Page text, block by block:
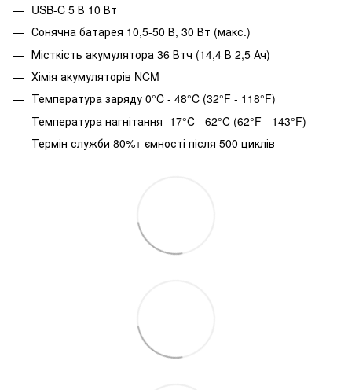
USB-C 5 В 10 Вт
Сонячна батарея 10,5-50 В, 30 Вт (макс.)
Місткість акумулятора 36 Втч (14,4 В 2,5 Ач)
Хімія акумуляторів NCM
Температура заряду 0°C - 48°C (32°F - 118°F)
Температура нагнітання -17°C - 62°C (62°F - 143°F)
Термін служби 80%+ ємності після 500 циклів